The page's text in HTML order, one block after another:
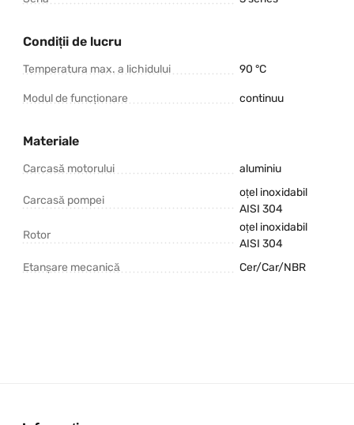
Condiții de lucru
Temperatura max. a lichidului 90 °C
Modul de funcționare continuu
Materiale
Carcasă motorului aluminiu
Carcasă pompei
oțel inoxidabil
AISI 304
Rotor
oțel inoxidabil
AISI 304
Etanșare mecanică
Cer/Car/NBR